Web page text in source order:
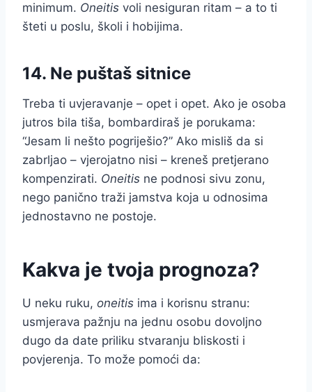
minimum. Oneitis voli nesiguran ritam – a to ti
šteti u poslu, školi i hobijima.
14. Ne puštaš sitnice
Treba ti uvjeravanje – opet i opet. Ako je osoba
jutros bila tiša, bombardiraš je porukama:
“Jesam li nešto pogriješio?” Ako misliš da si
zabrljao – vjerojatno nisi – kreneš pretjerano
kompenzirati. Oneitis ne podnosi sivu zonu,
nego panično traži jamstva koja u odnosima
jednostavno ne postoje.
Kakva je tvoja prognoza?
U neku ruku, oneitis ima i korisnu stranu:
usmjerava pažnju na jednu osobu dovoljno
dugo da date priliku stvaranju bliskosti i
povjerenja. To može pomoći da: